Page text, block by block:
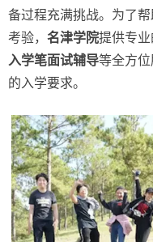
备过程充满挑战。为了
考验， 名津学院提供专业
入学笔面试辅导等全方
的入学要求。